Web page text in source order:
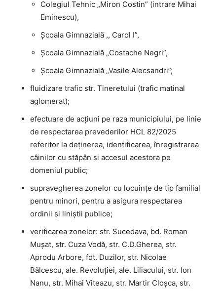
Colegiul Tehnic „Miron Costin” (intrare Mihai
Eminescu),
Școala Gimnazială ,, Carol I”,
Școala Gimnazială „Costache Negri”,
Școala Gimnazială „Vasile Alecsandri”;
fluidizare trafic str. Tineretului (trafic matinal
aglomerat);
efectuare de acțiuni pe raza municipiului, pe linie
de respectarea prevederilor HCL 82/2025
referitor la deținerea, identificarea, înregistrarea
câinilor cu stăpân și accesul acestora pe
domeniul public;
supravegherea zonelor cu locuințe de tip familial
pentru minori, pentru a asigura respectarea
ordinii și liniștii publice;
verificarea zonelor: str. Sucedava, bd. Roman
Mușat, str. Cuza Vodă, str. C.D.Gherea, str.
Aprodu Arbore, fdt. Duzilor, str. Nicolae
Bălcescu, ale. Revoluției, ale. Liliacului, str. Ion
Nanu, str. Mihai Viteazu, str. Martir Cloșca, str.